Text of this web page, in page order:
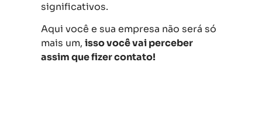
significativos.
Aqui você e sua empresa não será só
mais um, isso você vai perceber
assim que fizer contato!